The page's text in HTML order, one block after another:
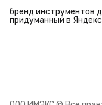
бренд инструментов
придуманный в